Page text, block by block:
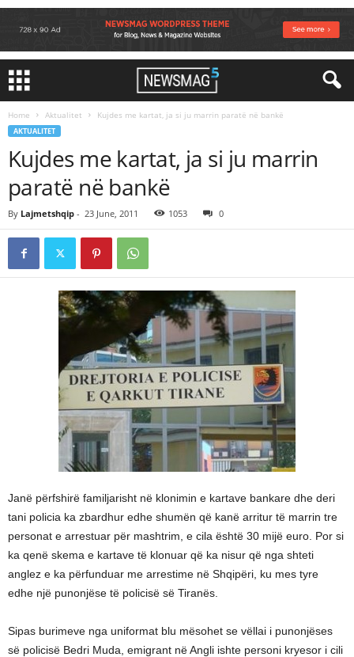
Home Aktualitet Kujdes me kartat, ja si ju marrin paratë në bankë
AKTUALITET
Kujdes me kartat, ja si ju marrin
paratë në bankë
By Lajmetshqip - 23 June, 2011 1053 0
Janë përfshirë familjarisht në klonimin e kartave bankare dhe deri
tani policia ka zbardhur edhe shumën që kanë arritur të marrin tre
personat e arrestuar për mashtrim, e cila është 30 mijë euro. Por si
ka qenë skema e kartave të klonuar që ka nisur që nga shteti
anglez e ka përfunduar me arrestime në Shqipëri, ku mes tyre
edhe një punonjëse të policisë së Tiranës.
Sipas burimeve nga uniformat blu mësohet se vëllai i punonjëses
së policisë Bedri Muda, emigrant në Angli ishte personi kryesor i cili